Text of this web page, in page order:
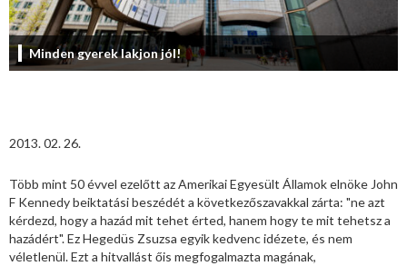
Minden gyerek lakjon jól!
2013. 02. 26.
Több mint 50 évvel ezelőtt az Amerikai Egyesült Államok elnöke John
F Kennedy beiktatási beszédét a következőszavakkal zárta: "ne azt
kérdezd, hogy a hazád mit tehet érted, hanem hogy te mit tehetsz a
hazádért". Ez Hegedüs Zsuzsa egyik kedvenc idézete, és nem
véletlenül. Ezt a hitvallást őis megfogalmazta magának,